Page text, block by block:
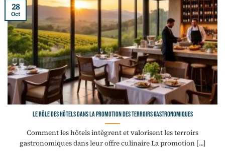
Le rôle des hôtels dans la promotion des terroirs gastronomiques
Comment les hôtels intègrent et valorisent les terroirs
gastronomiques dans leur offre culinaire La promotion [...]
28
Oct